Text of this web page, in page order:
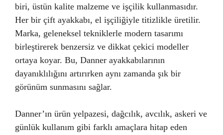
biri, üstün kalite malzeme ve işçilik kullanmasıdır.
Her bir çift ayakkabı, el işçiliğiyle titizlikle üretilir.
Marka, geleneksel tekniklerle modern tasarımı
birleştirerek benzersiz ve dikkat çekici modeller
ortaya koyar. Bu, Danner ayakkabılarının
dayanıklılığını artırırken aynı zamanda şık bir
görünüm sunmasını sağlar.
Danner’ın ürün yelpazesi, dağcılık, avcılık, askeri ve
günlük kullanım gibi farklı amaçlara hitap eden